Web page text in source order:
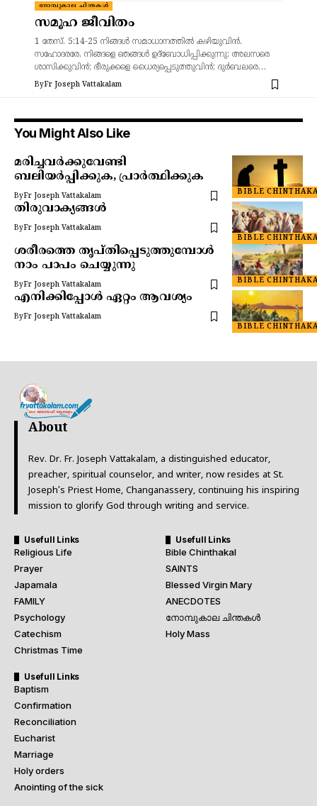
നോമ്പുകാല ചിന്തകൾ
സമൂഹ ജീവിതം
1 തേസ്. 5:14-25 നിങ്ങള്‍ സമാധാനത്തില്‍ കഴിയുവിന്‍.
സഹോദരരേ, നിങ്ങളെ ഞങ്ങള്‍ ഉദ്‌ബോധിപ്പിക്കുന്നു: അലസരെ
ശാസിക്കുവിന്‍; ഭീരുക്കളെ ധൈര്യപ്പെടുത്തുവിന്‍; ദുര്‍ബലരെ…
ByFr Joseph Vattakalam
You Might Also Like
BIBLE
മരിച്ചവർക്കുവേണ്ടി
ബലിയർപ്പിക്കുക, പ്രാർത്ഥിക്കുക
ByFr Joseph Vattakalam
BIBLE
തിരുവാക്യങ്ങൾ
ByFr Joseph Vattakalam
BIBLE
ശരീരത്തെ തൃപ്തിപ്പെടുത്തുമ്പോൾ
നാം പാപം ചെയ്യുന്നു
ByFr Joseph Vattakalam
BIBLE
എനിക്കിപ്പോൾ ഏറ്റം ആവശ്യം
ByFr Joseph Vattakalam
About
Rev. Dr. Fr. Joseph Vattakalam, a distinguished educator,
preacher, spiritual counselor, and writer, now resides at St.
Joseph’s Priest Home, Changanassery, continuing his inspiring
mission to glorify God through writing and service.
Usefull Links
Religious Life
Prayer
Japamala
FAMILY
Psychology
Catechism
Christmas Time
Usefull Links
Bible Chinthakal
SAINTS
Blessed Virgin Mary
ANECDOTES
നോമ്പുകാല ചിന്തകൾ
Holy Mass
Usefull Links
Baptism
Confirmation
Reconciliation
Eucharist
Marriage
Holy orders
Anointing of the sick